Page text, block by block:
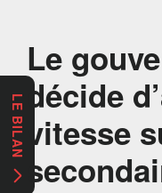
Le
décide
vitesse
LE BILAN